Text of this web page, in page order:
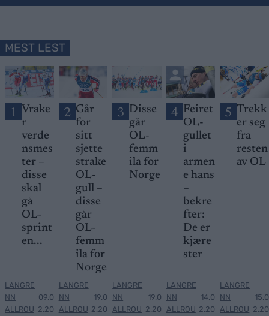
MEST LEST
1 Vrake
r
verde
nsmes
ter –
disse
skal
gå
OL-
sprint
en...
LANGRE
NN
ALLROU
09.0
2.20
2 Går
for
sitt
sjette
strake
OL-
gull –
disse
går
OL-
femm
ila for
Norge
LANGRE
NN
ALLROU
19.0
2.20
3 Disse
går
OL-
femm
ila for
Norge
LANGRE
NN
ALLROU
19.0
2.20
4 Feiret
OL-
gullet
i
armen
e hans
–
bekre
fter:
De er
kjære
ster
LANGRE
NN
ALLROU
14.0
2.20
5 Trekk
er seg
fra
resten
av OL
LANGRE
NN
ALLROU
15.0
2.20